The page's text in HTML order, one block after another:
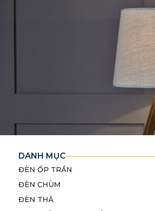
DANH MỤC
ĐÈN ỐP TRẦN
ĐÈN CHÙM
ĐÈN THẢ